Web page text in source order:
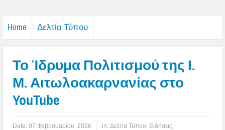
Home Δελτία Τύπου
Το Ίδρυμα Πολιτισμού της Ι.
Μ. Αιτωλοακαρνανίας στο
YouTube
Date:07 Φεβρουαρίου, 2026 in:Δελτία Τύπου Ειδήσεις